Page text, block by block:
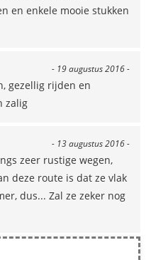
en enkele mooie stukken
- 19 augustus 2016 -
gezellig rijden en
zalig
- 13 augustus 2016 -
zeer rustige wegen,
deze route is dat ze vlak
dus... Zal ze zeker nog